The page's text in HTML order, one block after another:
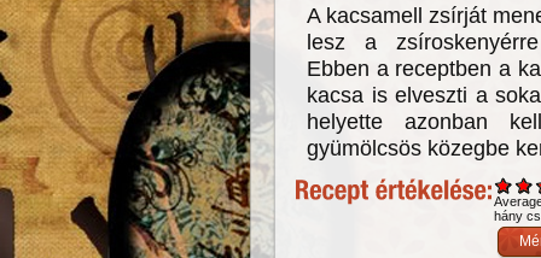
A kacsamell zsírját
lesz a
Ebben a receptben a
kacsa is elveszti a
helyette azonban
gyümölcsös közegbe
hány